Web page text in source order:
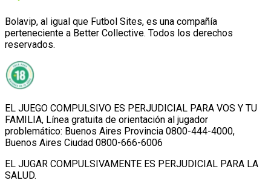
Bolavip, al igual que Futbol Sites, es una compañía
perteneciente a Better Collective. Todos los derechos
reservados.
EL JUEGO COMPULSIVO ES PERJUDICIAL PARA VOS Y TU
FAMILIA, Línea gratuita de orientación al jugador
problemático: Buenos Aires Provincia 0800-444-4000,
Buenos Aires Ciudad 0800-666-6006
EL JUGAR COMPULSIVAMENTE ES PERJUDICIAL PARA LA
SALUD.